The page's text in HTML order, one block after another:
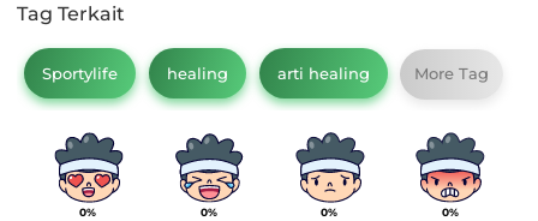
Tag Terkait
Sportylife healing arti healing More Tag
0% 0% 0% 0%